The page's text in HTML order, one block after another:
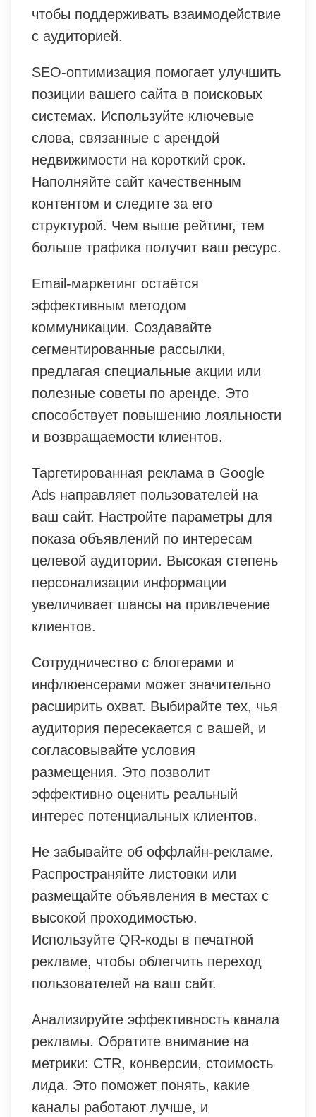
чтобы поддерживать взаимодействие
с аудиторией.
SEO-оптимизация помогает улучшить
позиции вашего сайта в поисковых
системах. Используйте ключевые
слова, связанные с арендой
недвижимости на короткий срок.
Наполняйте сайт качественным
контентом и следите за его
структурой. Чем выше рейтинг, тем
больше трафика получит ваш ресурс.
Email-маркетинг остаётся
эффективным методом
коммуникации. Создавайте
сегментированные рассылки,
предлагая специальные акции или
полезные советы по аренде. Это
способствует повышению лояльности
и возвращаемости клиентов.
Таргетированная реклама в Google
Ads направляет пользователей на
ваш сайт. Настройте параметры для
показа объявлений по интересам
целевой аудитории. Высокая степень
персонализации информации
увеличивает шансы на привлечение
клиентов.
Сотрудничество с блогерами и
инфлюенсерами может значительно
расширить охват. Выбирайте тех, чья
аудитория пересекается с вашей, и
согласовывайте условия
размещения. Это позволит
эффективно оценить реальный
интерес потенциальных клиентов.
Не забывайте об оффлайн-рекламе.
Распространяйте листовки или
размещайте объявления в местах с
высокой проходимостью.
Используйте QR-коды в печатной
рекламе, чтобы облегчить переход
пользователей на ваш сайт.
Анализируйте эффективность канала
рекламы. Обратите внимание на
метрики: CTR, конверсии, стоимость
лида. Это поможет понять, какие
каналы работают лучше, и